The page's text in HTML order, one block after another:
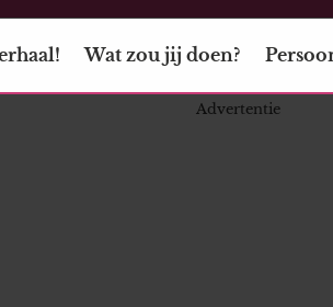
Wat zou jij doen?